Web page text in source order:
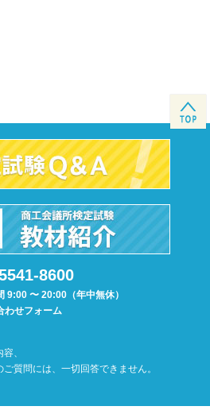
8600
9:00 〜 20:00（年中無休）
わせフォーム
、
質問には、一切回答できません。